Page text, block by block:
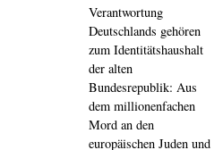
Verantwortung
Deutschlands gehören
zum Identitätshaushalt
der alten
Bundesrepublik: Aus
dem millionenfachen
Mord an den
europäischen Juden und
Standpunkt, der sich aus
einer Schuld ableitet?
Welche moralische
Verpflichtung erwächst
aus dem singulären
Verbrechen der
Deutschen für
Menschen, deren